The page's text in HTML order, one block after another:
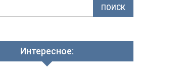
Интересное: